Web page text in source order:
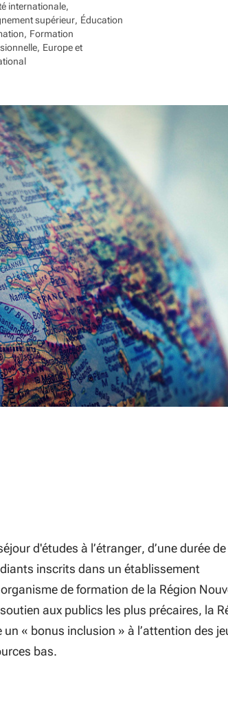
internationale
supérieur Éducation
Formation
Europe et
d'études à l’étranger, d’une durée de
inscrits dans un établissement
de formation de la Région
aux publics les plus précaires, la
« bonus inclusion » à l’attention des
bas.